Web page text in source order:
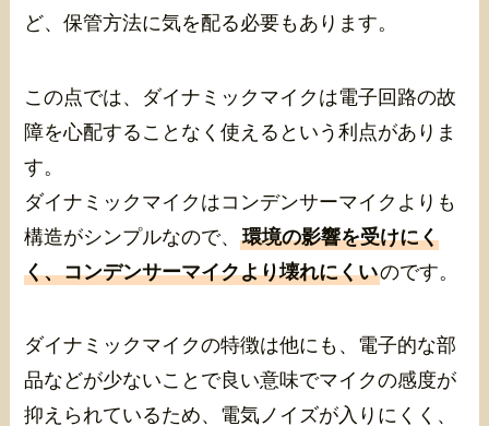
ど、保管方法に気を配る必要もあります。
この点では、ダイナミックマイクは電子回路の故
障を心配することなく使えるという利点がありま
す。
ダイナミックマイクはコンデンサーマイクよりも
構造がシンプルなので、環境の影響を受けにく
く、コンデンサーマイクより壊れにくいのです。
ダイナミックマイクの特徴は他にも、電子的な部
品などが少ないことで良い意味でマイクの感度が
抑えられているため、電気ノイズが入りにくく、